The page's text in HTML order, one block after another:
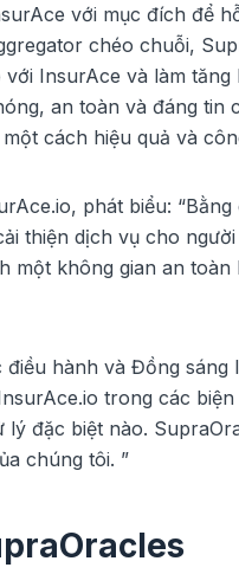
với mục đích để
chéo chuỗi,
InsurAce và làm
an toàn và đáng tin
cách hiệu quả và
phát biểu:
thiện dịch vụ cho
một không gian an
hành và Đồng
trong các
đặc biệt nào.
chúng tôi. ”